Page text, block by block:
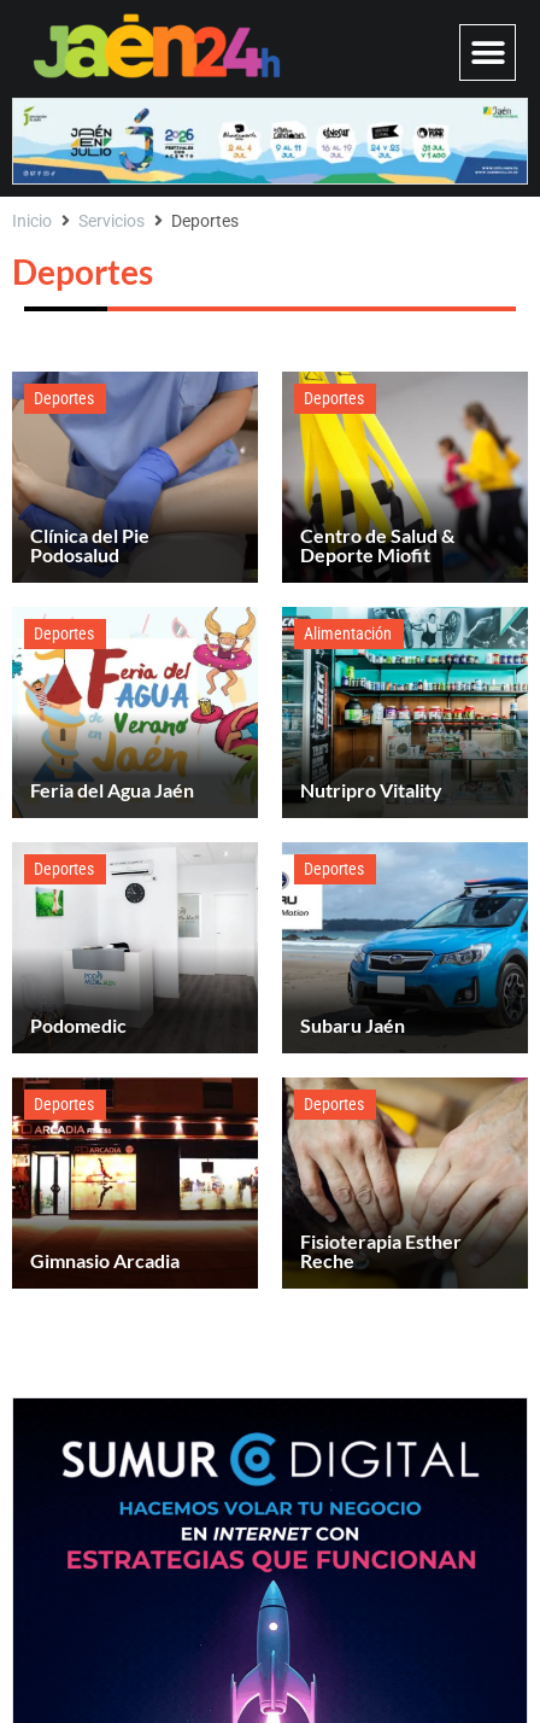
Deportes
Inicio Servicios Deportes
Deportes
Clínica del Pie
Podosalud
Deportes
Centro de Salud &
Deporte Miofit
Deportes
Feria del Agua Jaén
Alimentación
Nutripro Vitality
Deportes
Podomedic
Deportes
Subaru Jaén
Deportes
Gimnasio Arcadia
Deportes
Fisioterapia Esther
Reche